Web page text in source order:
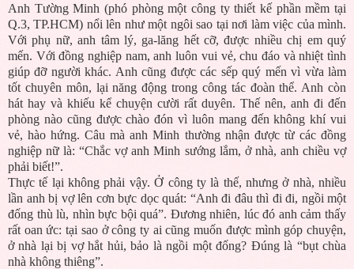
Anh Tường Minh (phó phòng một công ty thiết kế phần mềm tại
Q.3, TP.HCM) nổi lên như một ngôi sao tại nơi làm việc của mình.
Với phụ nữ, anh tâm lý, ga-lăng hết cỡ, được nhiều chị em quý
mến. Với đồng nghiệp nam, anh luôn vui vẻ, chu đáo và nhiệt tình
giúp đỡ người khác. Anh cũng được các sếp quý mến vì vừa làm
tốt chuyên môn, lại năng động trong công tác đoàn thể. Anh còn
hát hay và khiếu kể chuyện cười rất duyên. Thế nên, anh đi đến
phòng nào cũng được chào đón vì luôn mang đến không khí vui
vẻ, hào hứng. Câu mà anh Minh thường nhận được từ các đồng
nghiệp nữ là: “Chắc vợ anh Minh sướng lắm, ở nhà, anh chiều vợ
phải biết!”.
Thực tế lại không phải vậy. Ở công ty là thế, nhưng ở nhà, nhiều
lần anh bị vợ lên cơn bực dọc quát: “Anh đi đâu thì đi đi, ngồi một
đống thù lù, nhìn bực bội quá”. Đương nhiên, lúc đó anh cảm thấy
rất oan ức: tại sao ở công ty ai cũng muốn được mình góp chuyện,
ở nhà lại bị vợ hắt hủi, bảo là ngồi một đống? Đúng là “bụt chùa
nhà không thiêng”.